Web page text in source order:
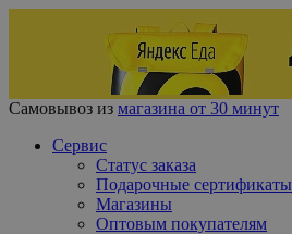
Самовывоз из магазина от 30 минут
Сервис
Статус заказа
Подарочные сертификаты
Магазины
Оптовым покупателям